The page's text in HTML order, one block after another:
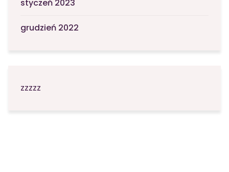
styczeń 2023
grudzień 2022
zzzzz